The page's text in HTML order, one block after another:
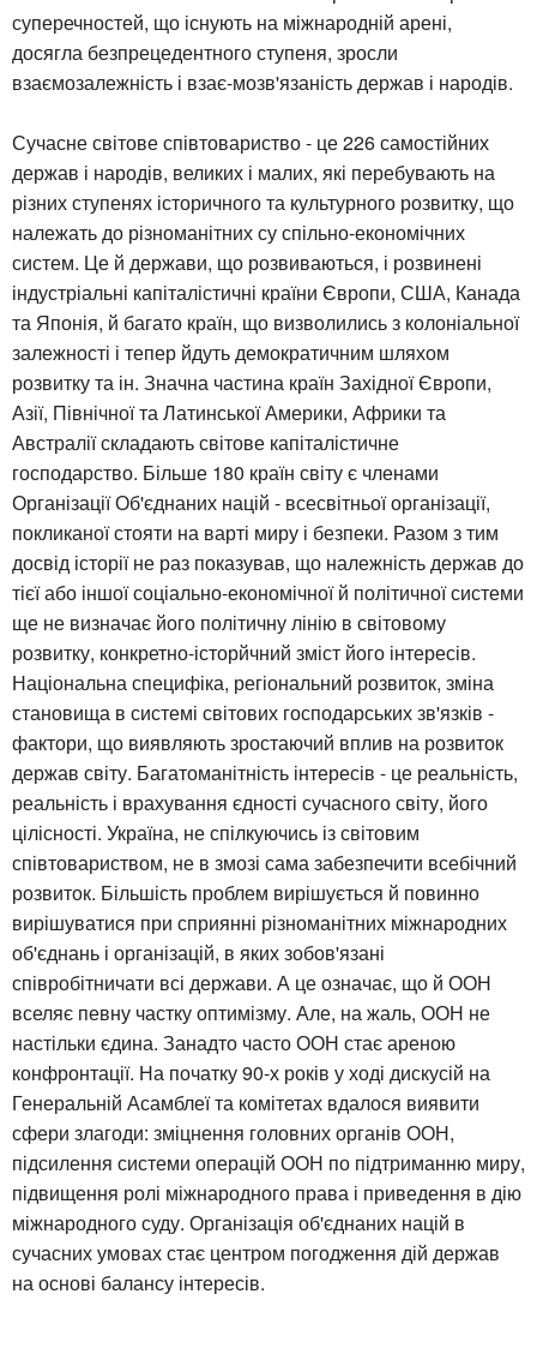
суперечностей, що існують на міжнародній арені,
досягла безпрецедентного ступеня, зросли
взаємозалежність і взає-мозв'язаність держав і народів.
Сучасне світове співтовариство - це 226 самостійних
держав і народів, великих і малих, які перебувають на
різних ступенях історичного та культурного розвитку, що
належать до різноманітних су спільно-економічних
систем. Це й держави, що розвиваються, і розвинені
індустріальні капіталістичні країни Європи, США, Канада
та Японія, й багато країн, що визволились з колоніальної
залежності і тепер йдуть демократичним шляхом
розвитку та ін. Значна частина країн Західної Європи,
Азії, Північної та Латинської Америки, Африки та
Австралії складають світове капіталістичне
господарство. Більше 180 країн світу є членами
Організації Об'єднаних націй - всесвітньої організації,
покликаної стояти на варті миру і безпеки. Разом з тим
досвід історії не раз показував, що належність держав до
тієї або іншої соціально-економічної й політичної системи
ще не визначає його політичну лінію в світовому
розвитку, конкретно-історйчний зміст його інтересів.
Національна специфіка, регіональний розвиток, зміна
становища в системі світових господарських зв'язків -
фактори, що виявляють зростаючий вплив на розвиток
держав світу. Багатоманітність інтересів - це реальність,
реальність і врахування єдності сучасного світу, його
цілісності. Україна, не спілкуючись із світовим
співтовариством, не в змозі сама забезпечити всебічний
розвиток. Більшість проблем вирішується й повинно
вирішуватися при сприянні різноманітних міжнародних
об'єднань і організацій, в яких зобов'язані
співробітничати всі держави. А це означає, що й ООН
вселяє певну частку оптимізму. Але, на жаль, ООН не
настільки єдина. Занадто часто ООН стає ареною
конфронтації. На початку 90-х років у ході дискусій на
Генеральній Асамблеї та комітетах вдалося виявити
сфери злагоди: зміцнення головних органів ООН,
підсилення системи операцій ООН по підтриманню миру,
підвищення ролі міжнародного права і приведення в дію
міжнародного суду. Організація об'єднаних націй в
сучасних умовах стає центром погодження дій держав
на основі балансу інтересів.